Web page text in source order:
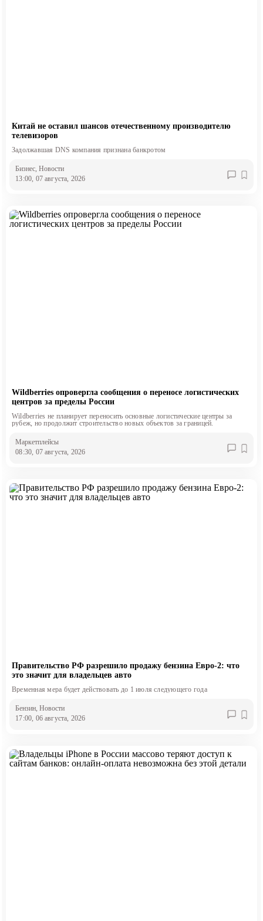
Китай не оставил шансов отечественному производителю
телевизоров
Задолжавшая DNS компания признана банкротом
Бизнес , Новости
13:00, 07 августа, 2026
Wildberries опровергла сообщения о переносе логистических
центров за пределы России
Wildberries не планирует переносить основные логистические центры за
рубеж, но продолжит строительство новых объектов за границей.
Маркетплейсы
08:30, 07 августа, 2026
Правительство РФ разрешило продажу бензина Евро-2: что
это значит для владельцев авто
Временная мера будет действовать до 1 июля следующего года
Бензин, Новости
17:00, 06 августа, 2026